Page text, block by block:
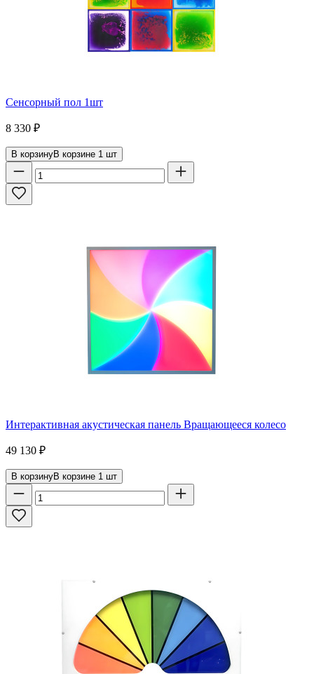
Сенсорный пол 1шт
8 330 ₽
В корзинуВ корзине 1 шт
Интерактивная акустическая панель Вращающееся колесо
49 130 ₽
В корзинуВ корзине 1 шт